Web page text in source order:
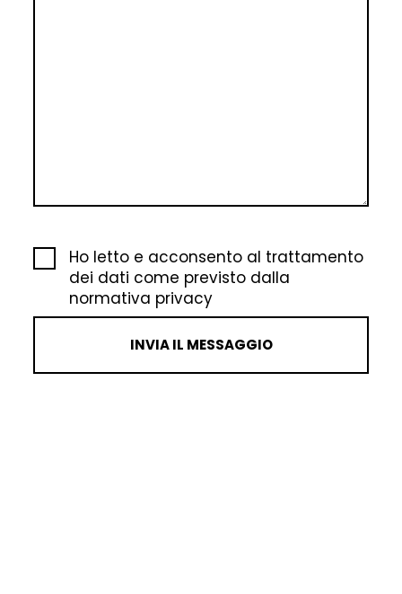
Ho letto e acconsento al trattamento
dei dati come previsto dalla
normativa privacy
INVIA IL MESSAGGIO